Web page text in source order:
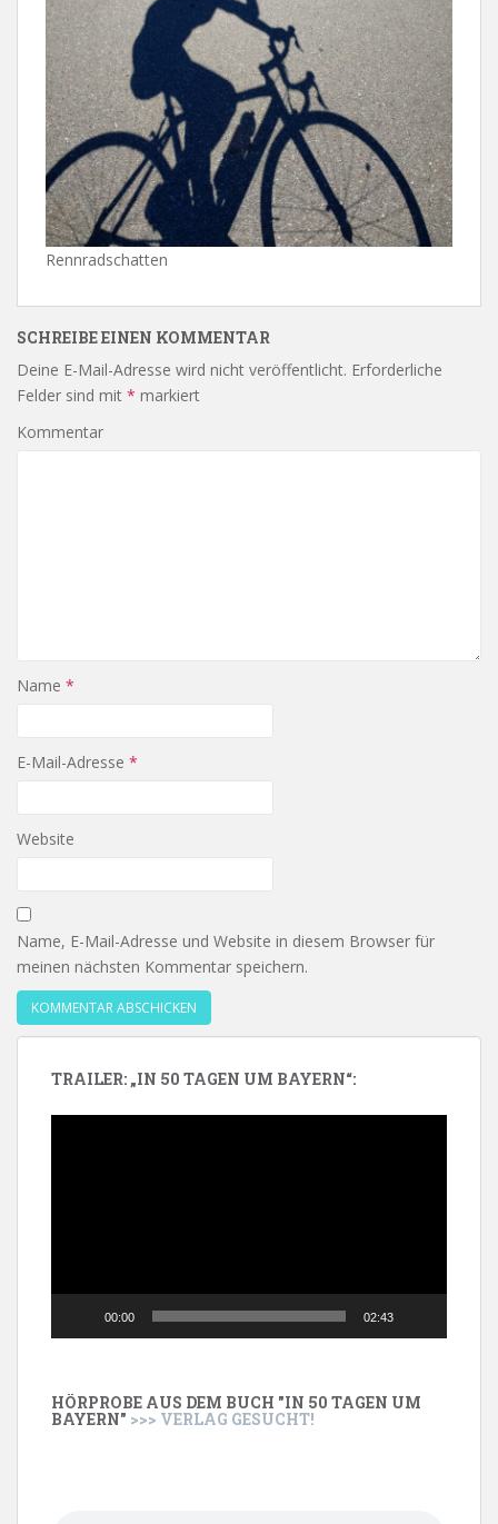
Rennradschatten
SCHREIBE EINEN KOMMENTAR
Deine E-Mail-Adresse wird nicht veröffentlicht. Erforderliche
Felder sind mit * markiert
Kommentar
Name *
E-Mail-Adresse *
Website
Name, E-Mail-Adresse und Website in diesem Browser für
meinen nächsten Kommentar speichern.
TRAILER: „IN 50 TAGEN UM BAYERN“:
00:00 02:43
HÖRPROBE AUS DEM BUCH "IN 50 TAGEN UM
BAYERN" >>> VERLAG GESUCHT!